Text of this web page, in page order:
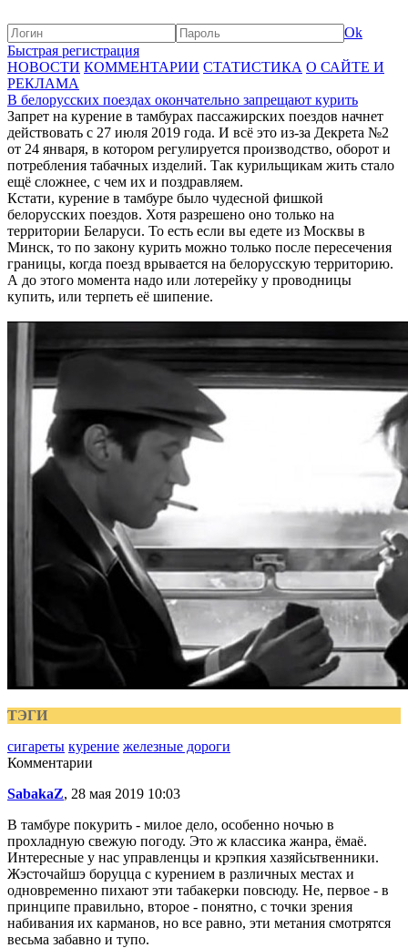
Ok
Быстрая регистрация
НОВОСТИ КОММЕНТАРИИ СТАТИСТИКА О САЙТЕ И
РЕКЛАМА
В белорусских поездах окончательно запрещают курить
Запрет на курение в тамбурах пассажирских поездов начнет
действовать с 27 июля 2019 года. И всё это из-за Декрета №2
от 24 января, в котором регулируется производство, оборот и
потребления табачных изделий. Так курильщикам жить стало
ещё сложнее, с чем их и поздравляем.
Кстати, курение в тамбуре было чудесной фишкой
белорусских поездов. Хотя разрешено оно только на
территории Беларуси. То есть если вы едете из Москвы в
Минск, то по закону курить можно только после пересечения
границы, когда поезд врывается на белорусскую территорию.
А до этого момента надо или лотерейку у проводницы
купить, или терпеть её шипение.
ТЭГИ
сигареты курение железные дороги
Комментарии
SabakaZ, 28 мая 2019 10:03
В тамбуре покурить - милое дело, особенно ночью в
прохладную свежую погоду. Это ж классика жанра, ёмаё.
Интересные у нас управленцы и крэпкия хазяйсьтвенники.
Жэсточайшэ боруцца с курением в различных местах и
одновременно пихают эти табакерки повсюду. Не, первое - в
принципе правильно, второе - понятно, с точки зрения
набивания их карманов, но все равно, эти метания смотрятся
весьма забавно и тупо.